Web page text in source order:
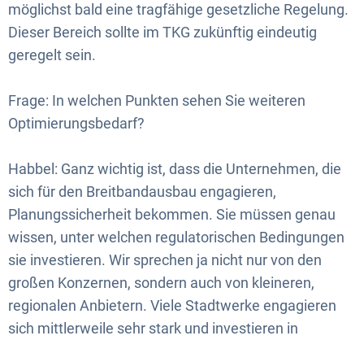
möglichst bald eine tragfähige gesetzliche Regelung.
Dieser Bereich sollte im TKG zukünftig eindeutig
geregelt sein.
Frage: In welchen Punkten sehen Sie weiteren
Optimierungsbedarf?
Habbel: Ganz wichtig ist, dass die Unternehmen, die
sich für den Breitbandausbau engagieren,
Planungssicherheit bekommen. Sie müssen genau
wissen, unter welchen regulatorischen Bedingungen
sie investieren. Wir sprechen ja nicht nur von den
großen Konzernen, sondern auch von kleineren,
regionalen Anbietern. Viele Stadtwerke engagieren
sich mittlerweile sehr stark und investieren in